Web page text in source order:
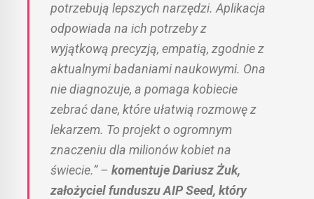
potrzebują lepszych narzędzi. Aplikacja
odpowiada na ich potrzeby z
wyjątkową precyzją, empatią, zgodnie z
aktualnymi badaniami naukowymi. Ona
nie diagnozuje, a pomaga kobiecie
zebrać dane, które ułatwią rozmowę z
lekarzem. To projekt o ogromnym
znaczeniu dla milionów kobiet na
świecie.” – komentuje Dariusz Żuk,
założyciel funduszu AIP Seed, który